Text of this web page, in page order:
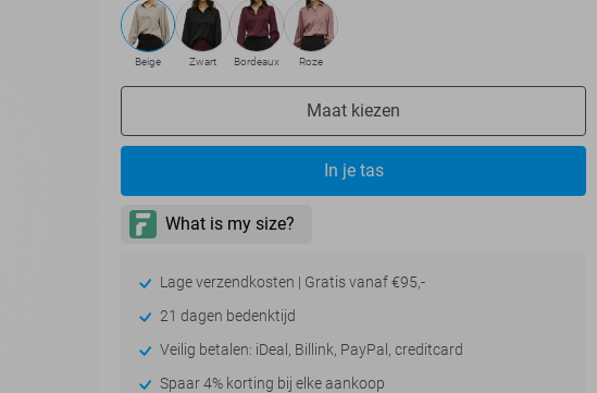
Beige Zwart Bordeaux Roze
Maat kiezen
In je tas
Lage verzendkosten | Gratis vanaf €95,-
21 dagen bedenktijd
Veilig betalen: iDeal, Billink, PayPal, creditcard
Spaar 4% korting bij elke aankoop